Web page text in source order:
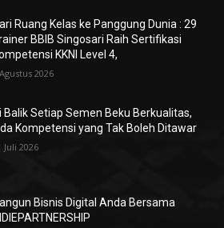
Ruang Kelas ke Panggung Dunia : 29
BBIB Singosari Raih Sertifikasi
KKNI Level 4,
2026
Balik Setiap Semen Beku Berkualitas,
Kompetensi yang Tak Boleh Ditawar
Juli 2026
Bisnis Digital Anda Bersama